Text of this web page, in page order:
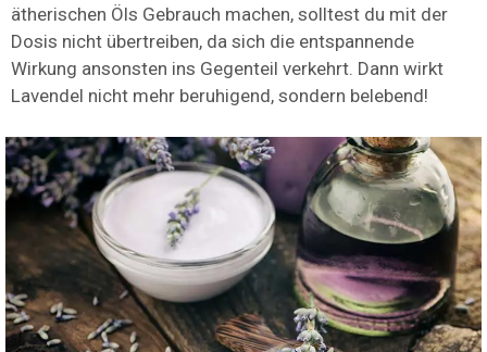
ätherischen Öls Gebrauch machen, solltest du mit der
Dosis nicht übertreiben, da sich die entspannende
Wirkung ansonsten ins Gegenteil verkehrt. Dann wirkt
Lavendel nicht mehr beruhigend, sondern belebend!